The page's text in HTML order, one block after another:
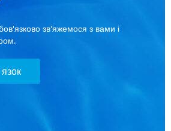
зв'яжемося з вами і